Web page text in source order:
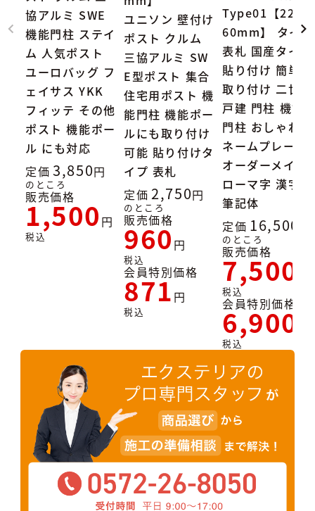
協アルミ SWE
機能門柱 ステイ
ム 人気ポスト
ユーロバッグ フ
ェイサス YKK
フィッテ その他
ポスト 機能ポー
ル にも対応
定価 3,850
のところ
販売価格
1,500
税込
ユニソン 壁付け
ポスト クルム
三協アルミ SW
E型ポスト 集合
住宅用ポスト 機
能門柱 機能ポー
ルにも取り付け
可能 貼り付けタ
イプ 表札
定価 2,750
のところ
販売価格
960
税込
会員特別価格
871
税込
Type01【227×
60mm】 タイル
表札 国産タイル
貼り付け 簡単
取り付け 二世帯
戸建 門柱 機能
門柱 おしゃれ
ネームプレート
オーダーメイド
ローマ字 漢字
筆記体
定価 16,500
のところ
販売価格
7,500
税込
会員特別価格
6,900
税込